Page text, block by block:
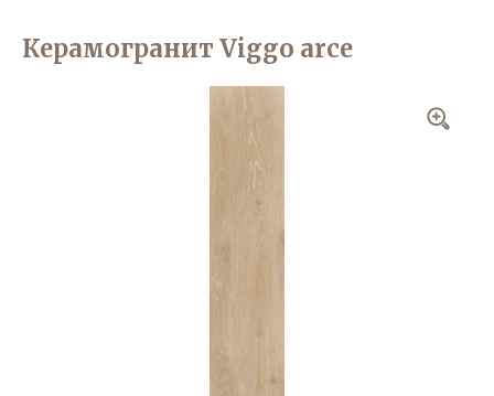
Керамогранит Viggo arce